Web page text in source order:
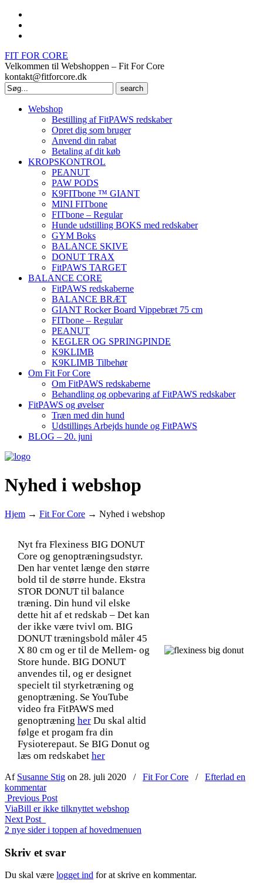
FIT FOR CORE
Velkommen til Webshoppen – Fit For Core
kontakt@fitforcore.dk
Search
for:
Webshop
Bestilling af FitPAWS redskaber
Opret dig som bruger
Anvend din rabat
Betaling af dit køb
KROPSKONTROL
PEANUT
PAW PODS
K9FITbone ™ GIANT
MINI FITbone
FITbone – Regular
Hunde udstilling BOKS med redskaber
GYM Boks
BALANCE SKIVE
DONUT TRAX
FitPAWS TARGET
BALANCE CORE
FitPAWS redskaberne
BALANCE BRÆT
GIANT Rocker Board Vippebræt 75 cm
FITbone – Regular
PEANUT
KEGLER OG SPRINGPINDE
K9KLIMB
K9KLIMB Tilbehør
Om Fit For Core
Om FitPAWS redskaberne
Behandling og opbevaring af FitPAWS redskaber
FitPAWS og øvelser
Træn med din hund
Udstillings Arbejds hunde og FitPAWS
BLOG – 20. juni
Nyhed i webshop
Hjem → Fit For Core → Nyhed i webshop
Nyt fra Flexiness BIG DONUT
Core og genoptræningsudstyr.
Den har ventet længe den større
bold til de større hunde. Ekstra
STOR DONUT til balance
træning. Din hund vil elske
dette hit af et redskab – Det kan
der ikke være tvivl om. BIG
DONUT træningsbold måler 45
X 80 cm og er til de Mellem- og
Store hunde. BIG DONUT
anvendes til, og er designet
specielt til styrketræning og
genoptræning. Se YouTube
video fra FitPAWS med
genoptræning herDu skal altid
følge et progam fra din
Fysioterepaut. Se BIG Donut og
læs om redskabet her
Af Susanne Stig on 28. juli 2020 / Fit For Core / Efterlad en
kommentar
Previous Post
ViaBill er ikke tilknyttet webshop
Next Post
2 nye sider i toppen af hovedmenuen
Skriv et svar
Du skal være logget ind for at skrive en kommentar.